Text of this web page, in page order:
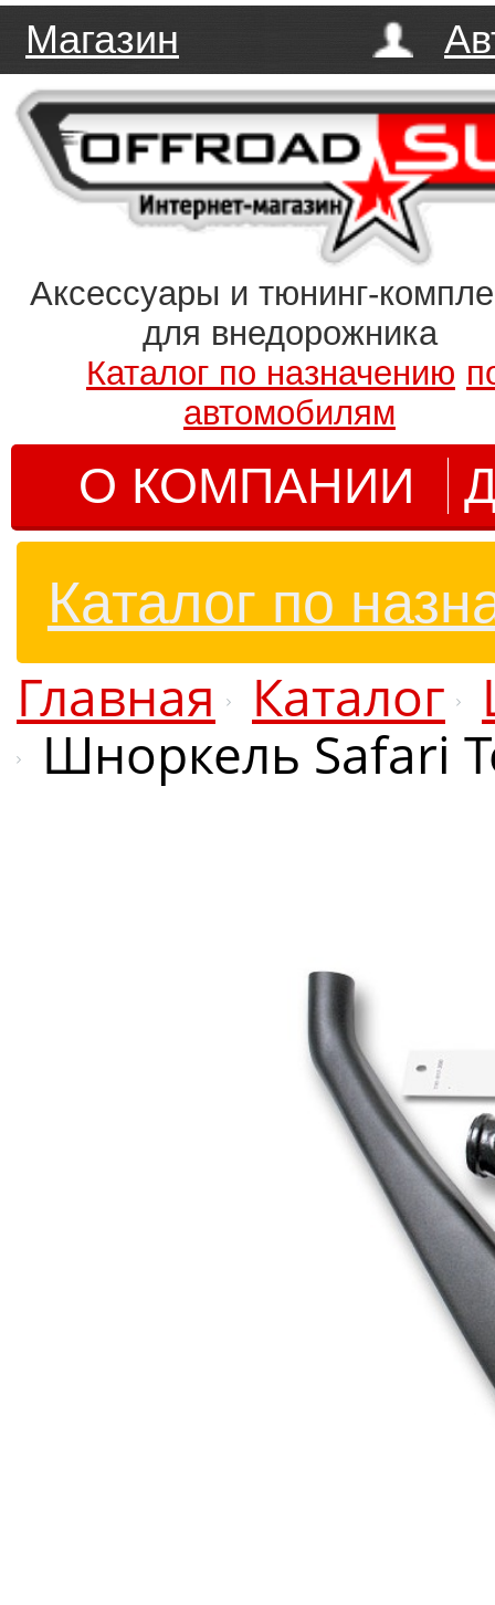
Магазин
Аксессуары и тюнинг-
для внедорожника
Каталог по назначению
автомобилям
О КОМПАНИИ
Каталог по
Главная Каталог
Шноркель Safari